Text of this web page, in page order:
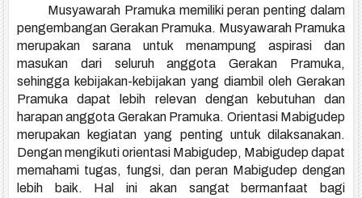
Musyawarah Pramuka memiliki peran penting dalam
pengembangan Gerakan Pramuka. Musyawarah Pramuka
merupakan sarana untuk menampung aspirasi dan
masukan dari seluruh anggota Gerakan Pramuka,
sehingga kebijakan-kebijakan yang diambil oleh Gerakan
Pramuka dapat lebih relevan dengan kebutuhan dan
harapan anggota Gerakan Pramuka. Orientasi Mabigudep
merupakan kegiatan yang penting untuk dilaksanakan.
Dengan mengikuti orientasi Mabigudep, Mabigudep dapat
memahami tugas, fungsi, dan peran Mabigudep dengan
lebih baik. Hal ini akan sangat bermanfaat bagi